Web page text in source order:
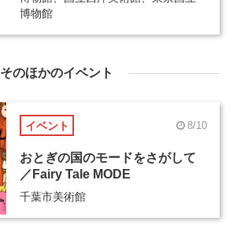
博物館
そのほかのイベント
イベント 8/10
おとぎの国のモードをさがして
／Fairy Tale MODE
千葉市美術館